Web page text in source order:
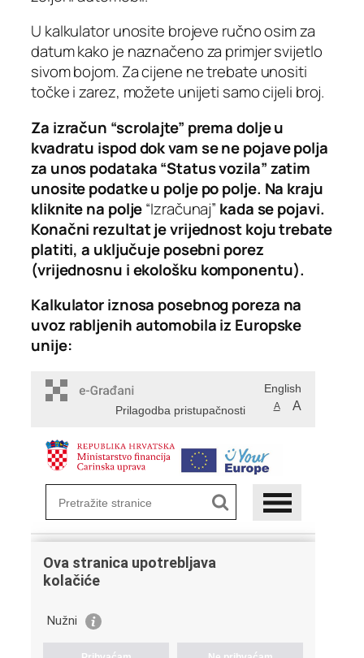
U kalkulator unosite brojeve ručno osim za
datum kako je naznačeno za primjer svijetlo
sivom bojom. Za cijene ne trebate unositi
točke i zarez, možete unijeti samo cijeli broj.
Za izračun “scrolajte” prema dolje u
kvadratu ispod dok vam se ne pojave polja
za unos podataka “Status vozila” zatim
unosite podatke u polje po polje. Na kraju
kliknite na polje“Izračunaj” kada se pojavi.
Konačni rezultat je vrijednost koju trebate
platiti, a uključuje posebni porez
(vrijednosnu i ekološku komponentu).
Kalkulator iznosa posebnog poreza na
uvoz rabljenih automobila iz Europske
unije: